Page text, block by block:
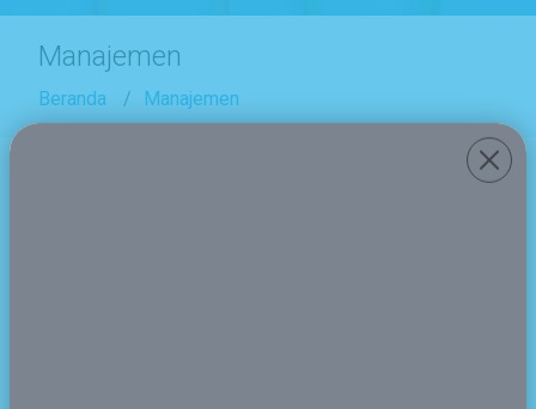
Manajemen
Beranda Manajemen